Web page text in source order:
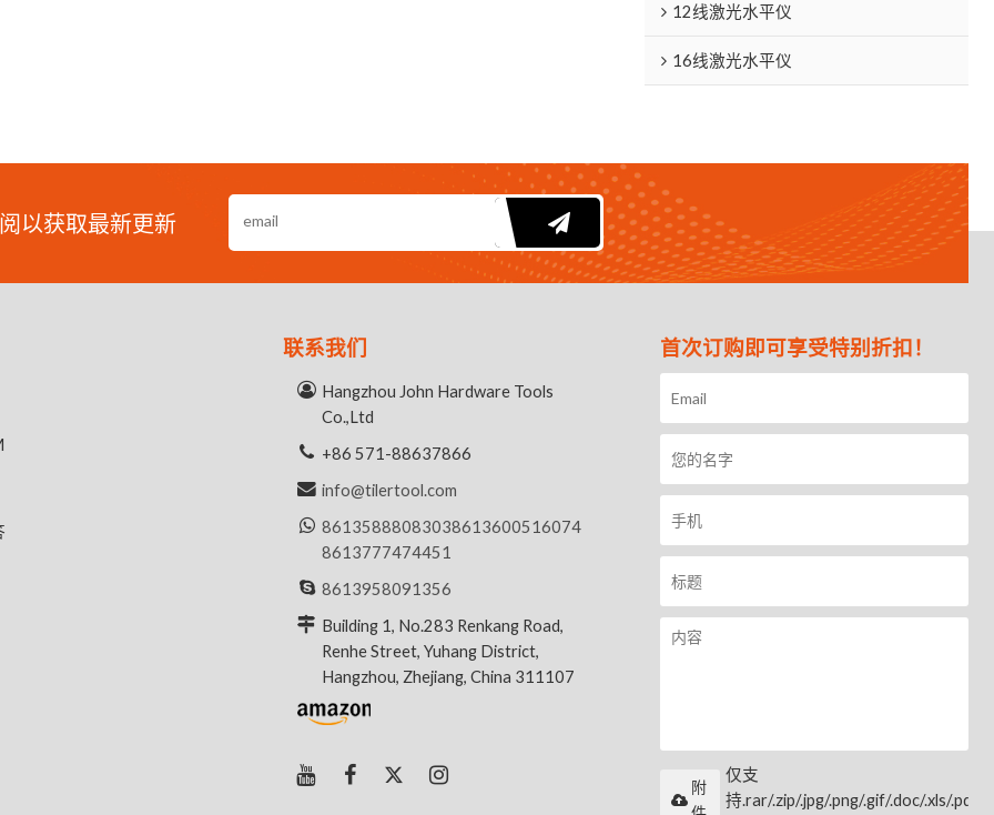
12线激光水平仪
16线激光水平仪
以获取最新更新
联系我们
Hangzhou John Hardware Tools
Co.,Ltd
+86 571-88637866
info@tilertool.com
86135888083038613600516074
8613777474451
8613958091356
Building 1, No.283 Renkang Road,
Renhe Street, Yuhang District,
Hangzhou, Zhejiang, China 311107
首次订购即可享受特别折扣！
仅支
持.rar/.zip/.jpg/.png/.gif/.doc/.xls/.pdf
附